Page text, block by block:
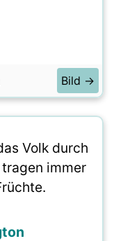
Bild →
Volk durch
immer